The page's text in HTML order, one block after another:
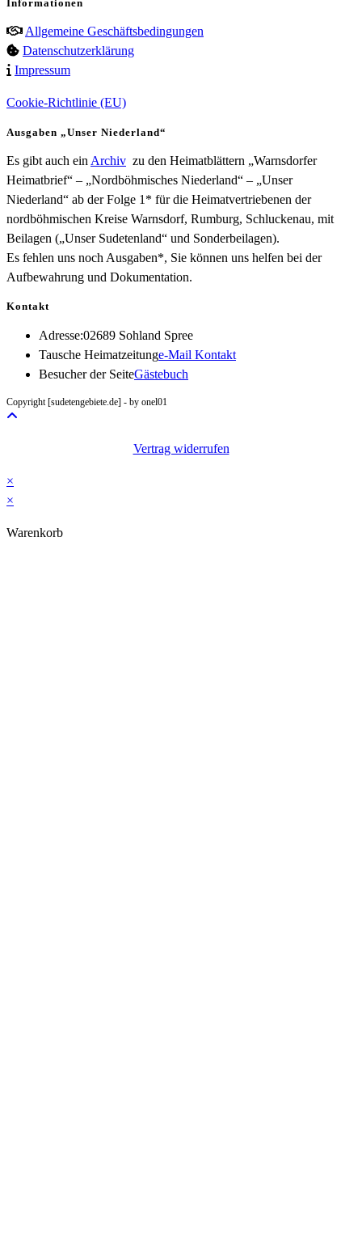
Informationen
Allgemeine Geschäftsbedingungen
Datenschutzerklärung
Impressum
Cookie-Richtlinie (EU)
Ausgaben „Unser Niederland“
Es gibt auch ein Archiv zu den Heimatblättern „Warnsdorfer
Heimatbrief“ – „Nordböhmisches Niederland“ – „Unser
Niederland“ ab der Folge 1* für die Heimatvertriebenen der
nordböhmischen Kreise Warnsdorf, Rumburg, Schluckenau, mit
Beilagen („Unser Sudetenland“ und Sonderbeilagen).
Es fehlen uns noch Ausgaben*, Sie können uns helfen bei der
Aufbewahrung und Dokumentation.
Kontakt
Adresse:02689 Sohland Spree
Tausche Heimatzeitunge-Mail KontaktOpens
Besucher der SeiteGästebuch
Copyright [sudetengebiete.de] - by onel01
Vertrag widerrufen
×
×
Warenkorb